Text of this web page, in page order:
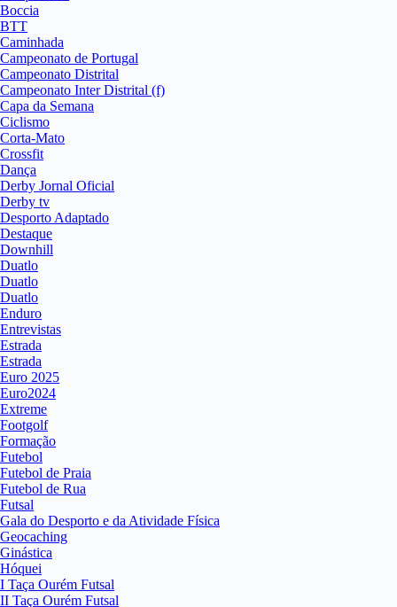
Boccia
BTT
Caminhada
Campeonato de Portugal
Campeonato Distrital
Campeonato Inter Distrital (f)
Capa da Semana
Ciclismo
Corta-Mato
Crossfit
Dança
Derby Jornal Oficial
Derby tv
Desporto Adaptado
Destaque
Downhill
Duatlo
Duatlo
Duatlo
Enduro
Entrevistas
Estrada
Estrada
Euro 2025
Euro2024
Extreme
Footgolf
Formação
Futebol
Futebol de Praia
Futebol de Rua
Futsal
Gala do Desporto e da Atividade Física
Geocaching
Ginástica
Hóquei
I Taça Ourém Futsal
II Taça Ourém Futsal